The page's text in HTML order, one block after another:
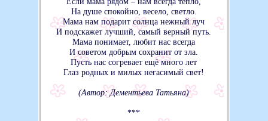
На душе спокойно, весело, светло.
Мама нам подарит солнца нежный луч
И подскажет лучший, самый верный путь.
Мама понимает, любит нас всегда
И советом добрым сохранит от зла.
Пусть нас согревает ещё много лет
Глаз родных и милых негасимый свет!
(Автор: Дементьева Татьяна)
***